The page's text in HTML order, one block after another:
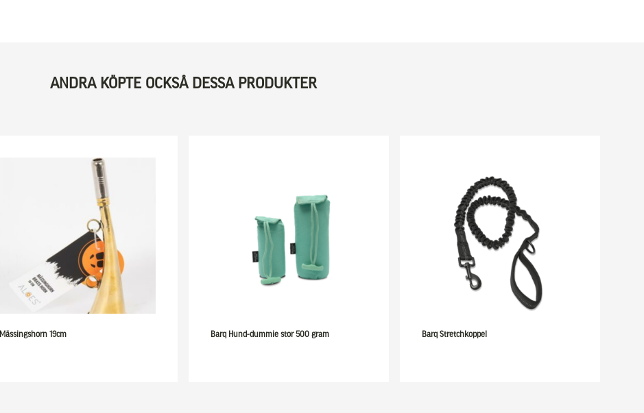
ANDRA KÖPTE OCKSÅ DESSA PRODUKTER
Mässingshorn 19cm Barq Hund-dummie stor 500 gram Barq Stretchkoppel